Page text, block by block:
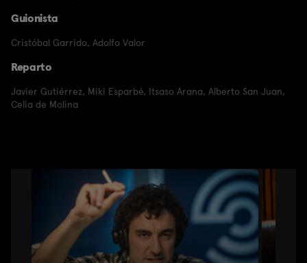
Guionista
Cristóbal Garrido, Adolfo Valor
Reparto
Javier Gutiérrez, Miki Esparbé, Itsaso Arana, Alberto San Juan,
Celia de Molina